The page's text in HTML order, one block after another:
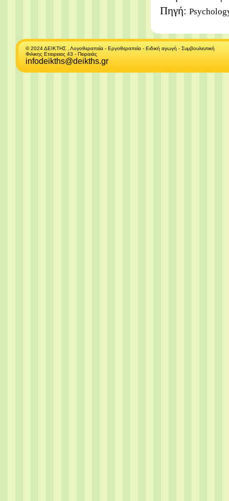
Πηγή:
© 2024 ΔΕΙΚΤΗΣ , Λογοθεραπεία - Εργοθεραπεία - Ειδική αγωγή - Συμβουλευτική
Φιλικης Εταιρειας 43 - Πειραιάς
infodeikths@deikths.gr